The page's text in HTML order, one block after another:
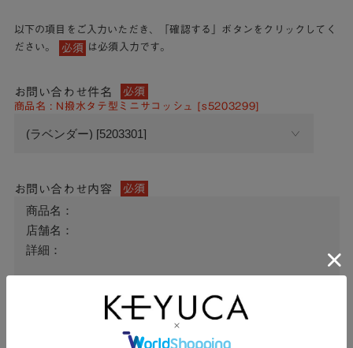
以下の項目をご入力いただき、「確認する」ボタンをクリックしてく
ださい。
必須 は必須入力です。
お問い合わせ件名 必須
商品名 : N撥水タテ型ミニサコッシュ [s5203299]
お問い合わせ内容 必須